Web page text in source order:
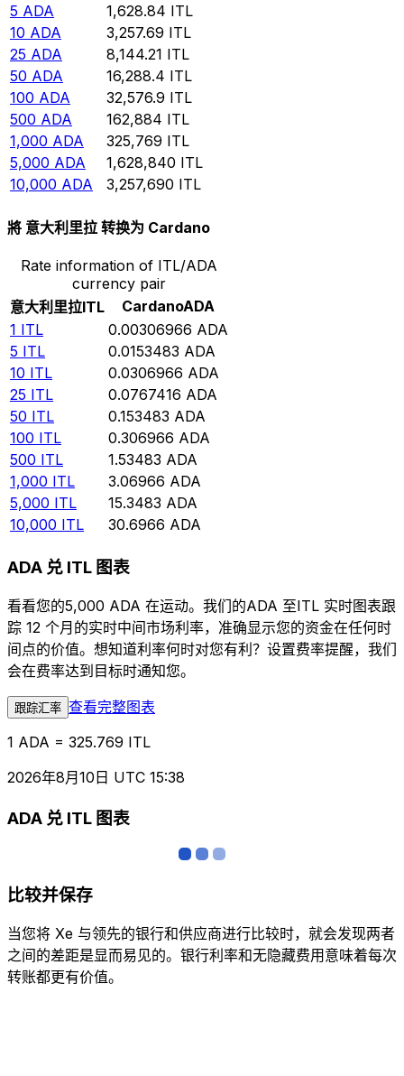
5 ADA 1,628.84 ITL
10 ADA 3,257.69 ITL
25 ADA 8,144.21 ITL
50 ADA 16,288.4 ITL
100 ADA 32,576.9 ITL
500 ADA 162,884 ITL
1,000 ADA 325,769 ITL
5,000 ADA 1,628,840 ITL
10,000 ADA 3,257,690 ITL
將 意大利里拉 转换为 Cardano
Rate information of ITL/ADA
currency pair
意大利里拉ITL CardanoADA
1 ITL 0.00306966 ADA
5 ITL 0.0153483 ADA
10 ITL 0.0306966 ADA
25 ITL 0.0767416 ADA
50 ITL 0.153483 ADA
100 ITL 0.306966 ADA
500 ITL 1.53483 ADA
1,000 ITL 3.06966 ADA
5,000 ITL 15.3483 ADA
10,000 ITL 30.6966 ADA
ADA 兑 ITL 图表
看看您的5,000 ADA 在运动。我们的ADA 至ITL 实时图表跟
踪 12 个月的实时中间市场利率，准确显示您的资金在任何时
间点的价值。想知道利率何时对您有利？设置费率提醒，我们
会在费率达到目标时通知您。
跟踪汇率 查看完整图表
1 ADA = 325.769 ITL
2026年8月10日 UTC 15:38
ADA 兑 ITL 图表
比较并保存
当您将 Xe 与领先的银行和供应商进行比较时，就会发现两者
之间的差距是显而易见的。银行利率和无隐藏费用意味着每次
转账都更有价值。